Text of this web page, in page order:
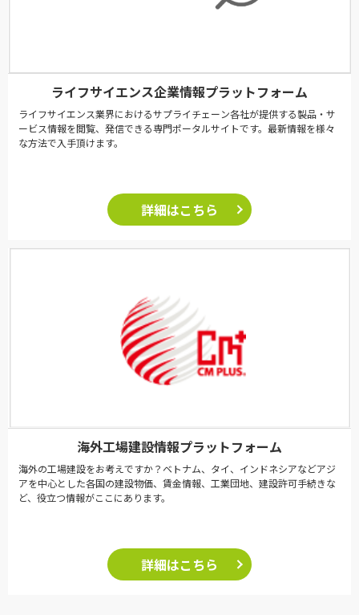
ライフサイエンス企業情報プラットフォーム
ライフサイエンス業界におけるサプライチェーン各社が提供する製品・サ
ービス情報を閲覧、発信できる専門ポータルサイトです。最新情報を様々
な方法で入手頂けます。
詳細はこちら
海外工場建設情報プラットフォーム
海外の工場建設をお考えですか？ベトナム、タイ、インドネシアなどアジ
アを中心とした各国の建設物価、賃金情報、工業団地、建設許可手続きな
ど、役立つ情報がここにあります。
詳細はこちら